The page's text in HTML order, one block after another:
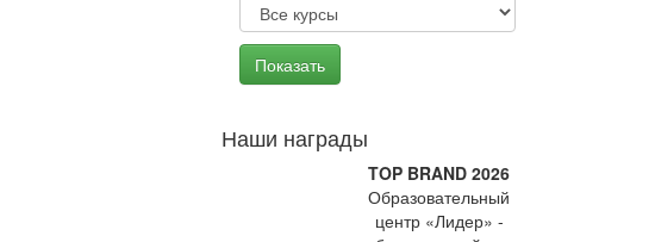
Наши награды
TOP BRAND 2026
Образовательный
центр «Лидер» -